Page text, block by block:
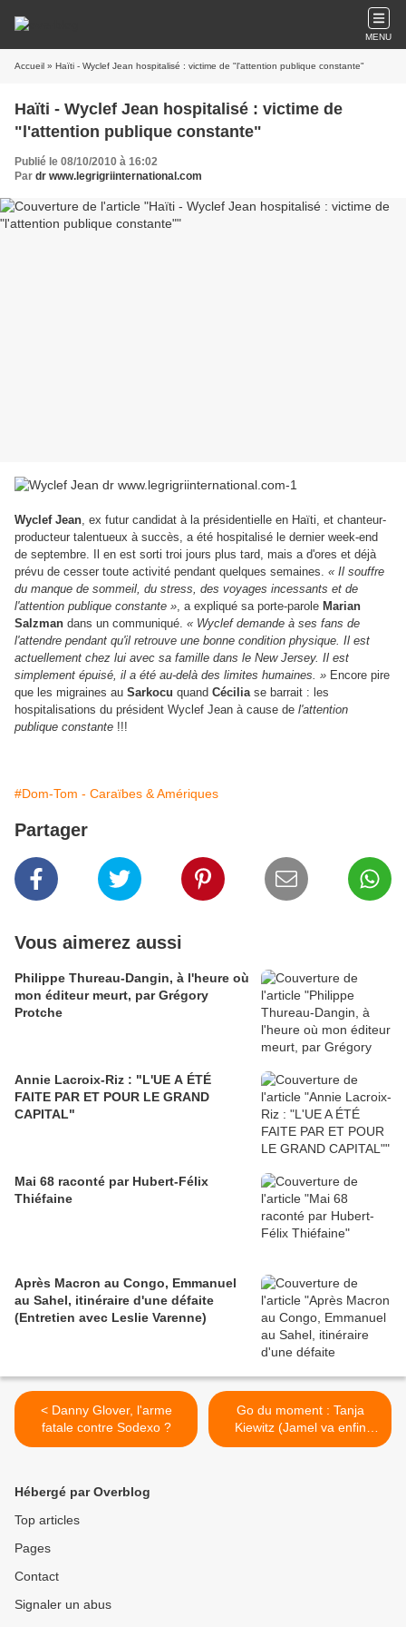
MENU
Accueil » Haïti - Wyclef Jean hospitalisé : victime de "l'attention publique constante"
Haïti - Wyclef Jean hospitalisé : victime de
"l'attention publique constante"
Publié le 08/10/2010 à 16:02
Par dr www.legrigriinternational.com
Wyclef Jean, ex futur candidat à la présidentielle en Haïti, et chanteur-
producteur talentueux à succès, a été hospitalisé le dernier week-end
de septembre. Il en est sorti troi jours plus tard, mais a d'ores et déjà
prévu de cesser toute activité pendant quelques semaines. « Il souffre
du manque de sommeil, du stress, des voyages incessants et de
l'attention publique constante », a expliqué sa porte-parole Marian
Salzman dans un communiqué. « Wyclef demande à ses fans de
l'attendre pendant qu'il retrouve une bonne condition physique. Il est
actuellement chez lui avec sa famille dans le New Jersey. Il est
simplement épuisé, il a été au-delà des limites humaines. » Encore pire
que les migraines au Sarkocu quand Céciliase barrait : les
hospitalisations du président Wyclef Jean à cause de l'attention
publique constante !!!
#Dom-Tom - Caraïbes & Amériques
Partager
Vous aimerez aussi
Philippe Thureau-Dangin, à l'heure où
mon éditeur meurt, par Grégory
Protche
Annie Lacroix-Riz : "L'UE A ÉTÉ
FAITE PAR ET POUR LE GRAND
CAPITAL"
Mai 68 raconté par Hubert-Félix
Thiéfaine
Après Macron au Congo, Emmanuel
au Sahel, itinéraire d'une défaite
(Entretien avec Leslie Varenne)
< Danny Glover, l'arme
fatale contre Sodexo ?
Go du moment : Tanja
Kiewitz (Jamel va enfin
pouvoir sortir sa main de sa
Hébergé par Overblog
Top articles
Pages
Contact
Signaler un abus